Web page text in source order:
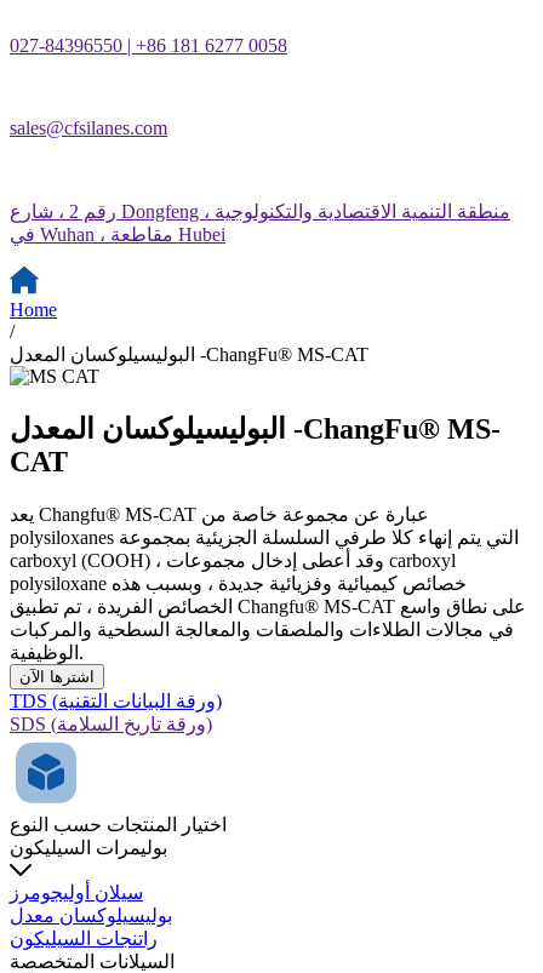
027-84396550 | +86 181 6277 0058
sales@cfsilanes.com
رقم 2 ، شارع Dongfeng ، منطقة التنمية الاقتصادية والتكنولوجية
في Wuhan ، مقاطعة Hubei
Home
/
البوليسيلوكسان المعدل -ChangFu® MS-CAT
البوليسيلوكسان المعدل -ChangFu® MS-
CAT
يعد Changfu® MS-CAT عبارة عن مجموعة خاصة من
polysiloxanes التي يتم إنهاء كلا طرفي السلسلة الجزيئية بمجموعة
carboxyl (COOH) ، وقد أعطى إدخال مجموعات carboxyl
polysiloxane خصائص كيميائية وفزيائية جديدة ، وبسبب هذه
الخصائص الفريدة ، تم تطبيق Changfu® MS-CAT على نطاق واسع
في مجالات الطلاءات والملصقات والمعالجة السطحية والمركبات
الوظيفية.
اشترها الآن
TDS (ورقة البيانات التقنية)
SDS (ورقة تاريخ السلامة)
اختيار المنتجات حسب النوع
بوليمرات السيليكون
سيلان أوليجومرز
بوليسيلوكسان معدل
راتنجات السيليكون
السيلانات المتخصصة